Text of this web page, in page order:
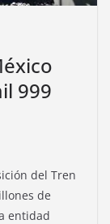
999
del Tren
de
entidad